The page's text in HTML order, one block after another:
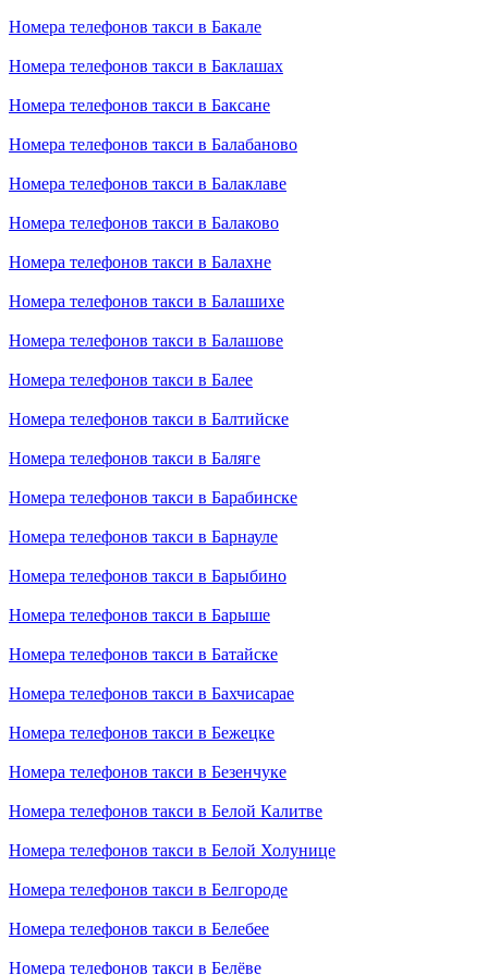
Номера телефонов такси в Бакале
Номера телефонов такси в Баклашах
Номера телефонов такси в Баксане
Номера телефонов такси в Балабаново
Номера телефонов такси в Балаклаве
Номера телефонов такси в Балаково
Номера телефонов такси в Балахне
Номера телефонов такси в Балашихе
Номера телефонов такси в Балашове
Номера телефонов такси в Балее
Номера телефонов такси в Балтийске
Номера телефонов такси в Баляге
Номера телефонов такси в Барабинске
Номера телефонов такси в Барнауле
Номера телефонов такси в Барыбино
Номера телефонов такси в Барыше
Номера телефонов такси в Батайске
Номера телефонов такси в Бахчисарае
Номера телефонов такси в Бежецке
Номера телефонов такси в Безенчуке
Номера телефонов такси в Белой Калитве
Номера телефонов такси в Белой Холунице
Номера телефонов такси в Белгороде
Номера телефонов такси в Белебее
Номера телефонов такси в Белёве